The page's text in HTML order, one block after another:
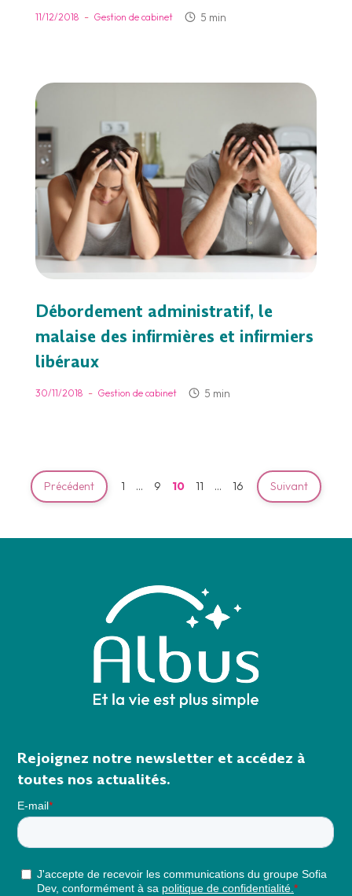
11/12/2018 - Gestion de cabinet 5 min
Débordement administratif, le
malaise des infirmières et infirmiers
libéraux
30/11/2018 - Gestion de cabinet 5 min
Précédent 1 … 9 10 11 … 16 Suivant
Rejoignez notre newsletter et accédez à
toutes nos actualités.